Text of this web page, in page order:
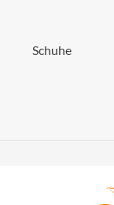
Schuhe